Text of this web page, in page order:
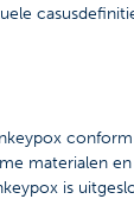
materialen
is